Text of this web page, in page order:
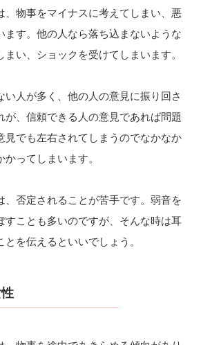
、物事をマイナスに考えてしまい、悪
ます。他の人なら落ち込まないような
まい、ショックを受けてしまいます。
い人が多く、他の人の意見に振り回さ
が、信頼できる人の意見であれば問題
見でも左右されてしまうのでなかなか
ってしまいます。
、否定されることが苦手です。弱音を
すことも多いのですが、そんな時は耳
を伝えるといいでしょう。